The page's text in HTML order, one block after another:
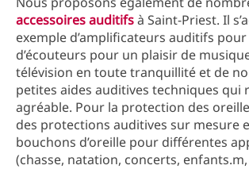
accessoires auditifsà Saint-Priest. Il
exemple d’amplificateurs auditifs
d’écouteurs pour un plaisir de
télévision en toute tranquillité et de
petites aides auditives techniques qui
agréable. Pour la protection des
des protections auditives sur mesure
bouchons d’oreille pour différentes
(chasse, natation, concerts, enfants.m,